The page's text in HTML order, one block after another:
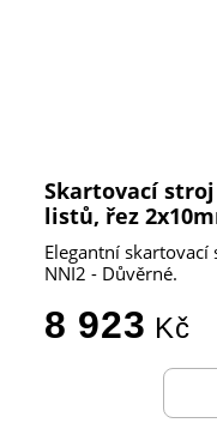
Skartovací stroj
listů, řez
Elegantní
NNI2 - Důvěrné.
8 923 Kč